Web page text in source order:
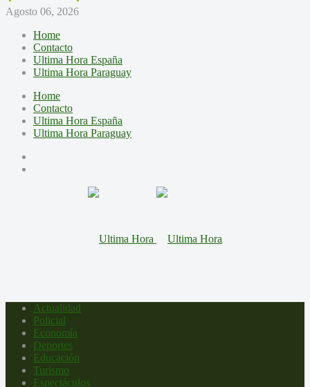
Agosto 06, 2026
Home
Contacto
Ultima Hora España
Ultima Hora Paraguay
Home
Contacto
Ultima Hora España
Ultima Hora Paraguay
Actualidad
Policial
Economía
Deportes
Educación
Turismo
Espectáculos